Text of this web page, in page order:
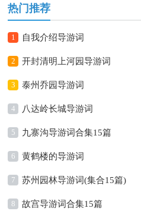
热门推荐
1 自我介绍导游词
2 开封清明上河园导游词
3 泰州乔园导游词
4 八达岭长城导游词
5 九寨沟导游词合集15篇
6 黄鹤楼的导游词
7 苏州园林导游词(集合15篇)
8 故宫导游词合集15篇